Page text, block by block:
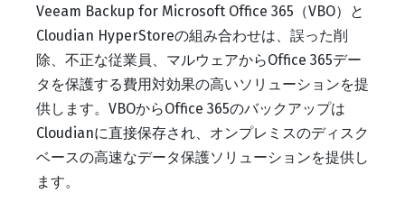
Veeam Backup for Microsoft Office 365（VBO）と
Cloudian HyperStoreの組み合わせは、誤った削
除、不正な従業員、マルウェアからOffice 365デー
タを保護する費用対効果の高いソリューションを提
供します。VBOからOffice 365のバックアップは
Cloudianに直接保存され、オンプレミスのディスク
ベースの高速なデータ保護ソリューションを提供し
ます。